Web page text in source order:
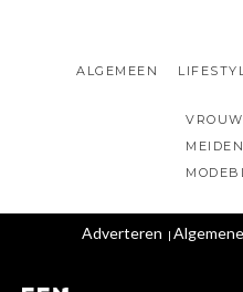
ALGEMEEN
Adverteren